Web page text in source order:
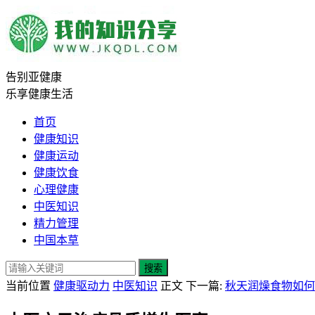
告别亚健康
乐享健康生活
首页
健康知识
健康运动
健康饮食
心理健康
中医知识
精力管理
中国本草
搜索
当前位置 健康驱动力 中医知识 正文 下一篇: 秋天润燥食物如